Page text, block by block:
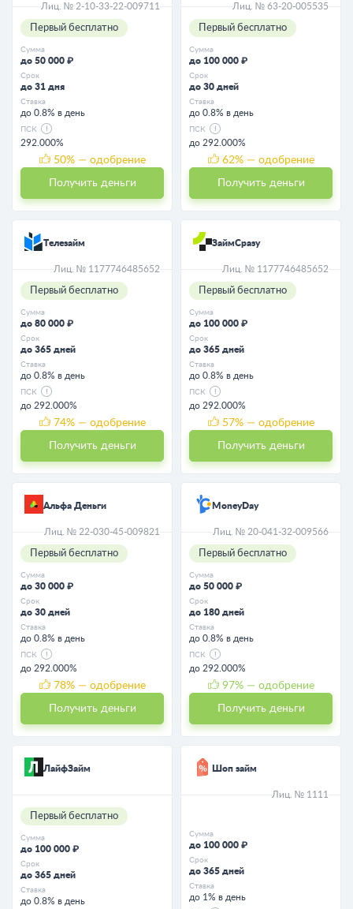
Лиц. № 2-10-33-22-009711
Первый бесплатно
Сумма
до 50 000 ₽
Срок
до 31 дня
Ставка
до 0.8% в день
ПСК
292.000%
50% — одобрение
Получить деньги
Лиц. № 63-20-005535
Первый бесплатно
Сумма
до 100 000 ₽
Срок
до 30 дней
Ставка
до 0.8% в день
ПСК
до 292.000%
62% — одобрение
Получить деньги
Телезайм
Лиц. № 1177746485652
Первый бесплатно
Сумма
до 80 000 ₽
Срок
до 365 дней
Ставка
до 0.8% в день
ПСК
до 292.000%
74% — одобрение
Получить деньги
ЗаймСразу
Лиц. № 1177746485652
Первый бесплатно
Сумма
до 100 000 ₽
Срок
до 365 дней
Ставка
до 0.8% в день
ПСК
до 292.000%
57% — одобрение
Получить деньги
Альфа Деньги
Лиц. № 22-030-45-009821
Первый бесплатно
Сумма
до 30 000 ₽
Срок
до 30 дней
Ставка
до 0.8% в день
ПСК
до 292.000%
78% — одобрение
Получить деньги
MoneyDay
Лиц. № 20-041-32-009566
Первый бесплатно
Сумма
до 50 000 ₽
Срок
до 180 дней
Ставка
до 0.8% в день
ПСК
до 292.000%
97% — одобрение
Получить деньги
ЛайфЗайм
Первый бесплатно
Сумма
до 100 000 ₽
Срок
до 365 дней
Ставка
до 0.8% в день
Шоп займ
Лиц. № 1111
Сумма
до 100 000 ₽
Срок
до 365 дней
Ставка
до 1% в день